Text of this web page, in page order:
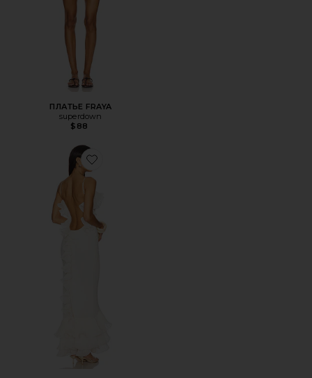
ПЛАТЬЕ FRAYA
superdown
$88
Favorite ПЛАТЬЕ DELINA